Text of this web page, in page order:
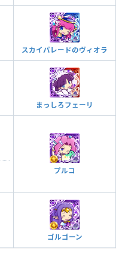
スカイパレードのヴィオラ
まっしろフェーリ
プルコ
ゴルゴーン